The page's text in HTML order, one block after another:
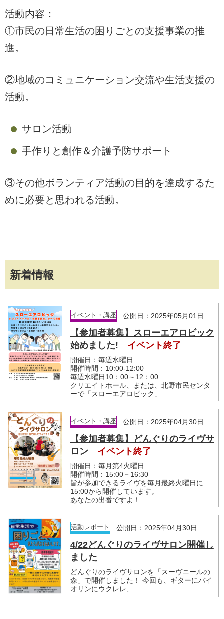
活動内容：
①市民の日常生活の困りごとの支援事業の推
進。
②地域のコミュニケーション交流や生活支援の
活動。
サロン活動
手作りと創作＆介護予防サポート
③その他ボランティア活動の目的を達成するた
めに必要と思われる活動。
新着情報
イベント・講座 公開日：2025年05月01日
【参加者募集】スローエアロビック
始めました!
イベント終了
開催日：毎週水曜日
開催時間：10:00-12:00
毎週水曜日10：00～12：00
クリエイトホール、または、北野市民センタ
ーで「スローエアロビック」...
イベント・講座 公開日：2025年04月30日
【参加者募集】どんぐりのライヴサ
ロン
イベント終了
開催日：毎月第4火曜日
開催時間：15:00－16:30
皆が参加できるライヴを毎月最終火曜日に
15:00から開催しています。
あなたの出番ですよ！
活動レポート 公開日：2025年04月30日
4/22どんぐりのライヴサロン開催し
ました
どんぐりのライヴサロンを「スーヴニールの
森」で開催しました！ 今回も、ギターにバイ
オリンにウクレレ、...